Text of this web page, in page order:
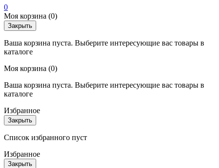
0
Моя корзина (0)
Закрыть
Ваша корзина пуста. Выберите интересующие вас товары в
каталоге
Моя корзина (0)
Ваша корзина пуста. Выберите интересующие вас товары в
каталоге
Избранное
Закрыть
Список избранного пуст
Избранное
Закрыть